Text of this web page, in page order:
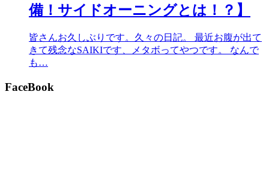
備！サイドオーニングとは！？】
皆さんお久しぶりです。久々の日記。 最近お腹が出て
きて残念なSAIKIです、メタボってやつです。 なんで
も…
FaceBook